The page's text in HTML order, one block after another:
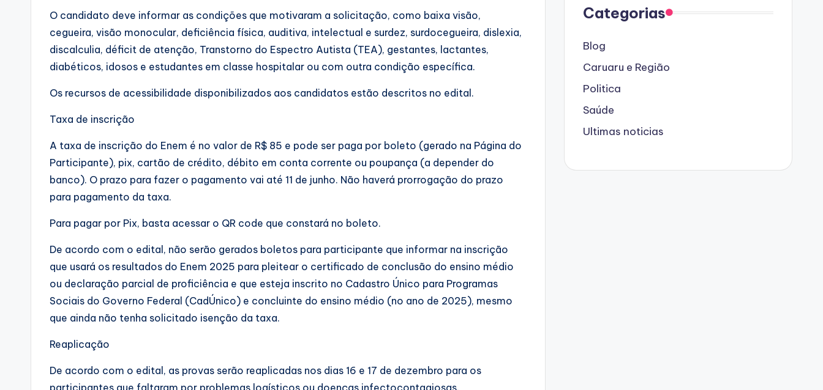
O candidato deve informar as condições que motivaram a solicitação, como baixa visão,
cegueira, visão monocular, deficiência física, auditiva, intelectual e surdez, surdocegueira, dislexia,
discalculia, déficit de atenção, Transtorno do Espectro Autista (TEA), gestantes, lactantes,
diabéticos, idosos e estudantes em classe hospitalar ou com outra condição específica.
Os recursos de acessibilidade disponibilizados aos candidatos estão descritos no edital.
Taxa de inscrição
A taxa de inscrição do Enem é no valor de R$ 85 e pode ser paga por boleto (gerado na Página do
Participante), pix, cartão de crédito, débito em conta corrente ou poupança (a depender do
banco). O prazo para fazer o pagamento vai até 11 de junho. Não haverá prorrogação do prazo
para pagamento da taxa.
Para pagar por Pix, basta acessar o QR code que constará no boleto.
De acordo com o edital, não serão gerados boletos para participante que informar na inscrição
que usará os resultados do Enem 2025 para pleitear o certificado de conclusão do ensino médio
ou declaração parcial de proficiência e que esteja inscrito no Cadastro Único para Programas
Sociais do Governo Federal (CadÚnico) e concluinte do ensino médio (no ano de 2025), mesmo
que ainda não tenha solicitado isenção da taxa.
Reaplicação
De acordo com o edital, as provas serão reaplicadas nos dias 16 e 17 de dezembro para os
Categorias
Blog
Caruaru e Região
Politica
Saúde
Ultimas noticias